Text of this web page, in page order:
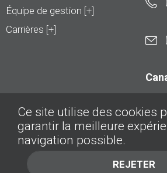
Équipe de gestion [+]
Carrières [+]
Société © TRADER - Tous droits
Politique de confidentialité
Ce site utilise des cookies
garantir la meilleure
navigation possible.
REJETER